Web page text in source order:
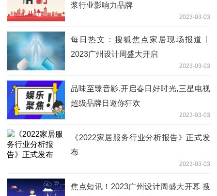
浆行业影响力品牌
2023-03-03
每日热文：搜狐焦点家居现场报道丨
2023广州设计周盛大开启
2023-03-03
品味至臻音影,开启春日好时光,三星电视
超级品牌日邀你狂欢
2023-03-03
《2022家居服务行业分析报告》正式发
布
2023-03-03
焦点短讯！2023广州设计周盛大开幕 搜